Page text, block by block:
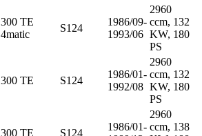
300 TE
4matic
S124
1986/09-
1993/06
2960
ccm, 132
KW, 180
PS
300 TE S124
1986/01-
1992/08
2960
ccm, 132
KW, 180
PS
300 TE S124
1986/01-
2960
ccm, 138